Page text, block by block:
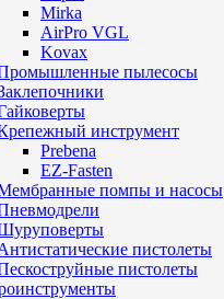
Mirka
AirPro VGL
Kovax
пылесосы
инструмент
Prebena
EZ-Fasten
помпы и насосы
пистолеты
пистолеты